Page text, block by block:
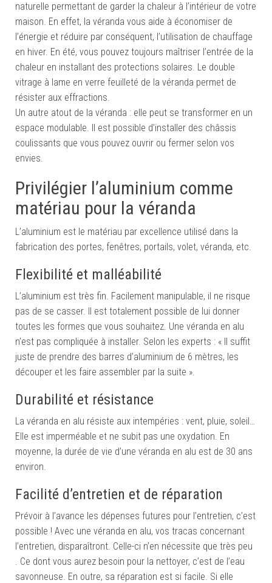
naturelle permettant de garder la chaleur à l’intérieur de votre
maison. En effet, la véranda vous aide à économiser de
l’énergie et réduire par conséquent, l’utilisation de chauffage
en hiver. En été, vous pouvez toujours maîtriser l’entrée de la
chaleur en installant des protections solaires. Le double
vitrage à lame en verre feuilleté de la véranda permet de
résister aux effractions.
Un autre atout de la véranda : elle peut se transformer en un
espace modulable. Il est possible d’installer des châssis
coulissants que vous pouvez ouvrir ou fermer selon vos
envies.
Privilégier l’aluminium comme
matériau pour la véranda
L’aluminium est le matériau par excellence utilisé dans la
fabrication des portes, fenêtres, portails, volet, véranda, etc.
Flexibilité et malléabilité
L’aluminium est très fin. Facilement manipulable, il ne risque
pas de se casser. Il est totalement possible de lui donner
toutes les formes que vous souhaitez. Une véranda en alu
n’est pas compliquée à installer. Selon les experts : « Il suffit
juste de prendre des barres d’aluminium de 6 mètres, les
découper et les faire assembler par la suite ».
Durabilité et résistance
La véranda en alu résiste aux intempéries : vent, pluie, soleil…
Elle est imperméable et ne subit pas une oxydation. En
moyenne, la durée de vie d’une véranda en alu est de 30 ans
environ.
Facilité d’entretien et de réparation
Prévoir à l’avance les dépenses futures pour l’entretien, c’est
possible ! Avec une véranda en alu, vos tracas concernant
l’entretien, disparaîtront. Celle-ci n’en nécessite que très peu
. Ce dont vous aurez besoin pour la nettoyer, c’est de l’eau
savonneuse. En outre, sa réparation est si facile. Si elle